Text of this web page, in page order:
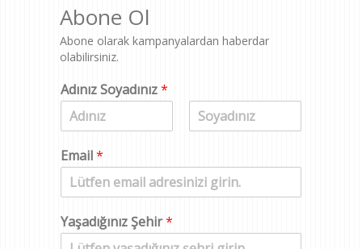
Abone Ol
Abone olarak kampanyalardan haberdar
olabilirsiniz.
Adınız Soyadınız*
d
a
d
Email*
Yaşadığınız Şehir*